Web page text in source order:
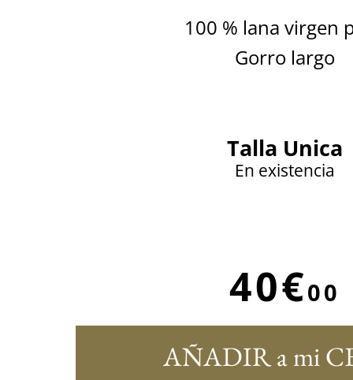
100 % lana virgen
Gorro largo
Talla Unica
En existencia
40€00
AÑADIR a mi